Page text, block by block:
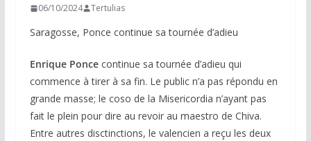
06/10/2024 Tertulias
Saragosse, Ponce continue sa tournée d’adieu
Enrique Poncecontinue sa tournée d’adieu qui
commence à tirer à sa fin. Le public n’a pas répondu en
grande masse; le coso de la Misericordia n’ayant pas
fait le plein pour dire au revoir au maestro de Chiva.
Entre autres disctinctions, le valencien a reçu les deux